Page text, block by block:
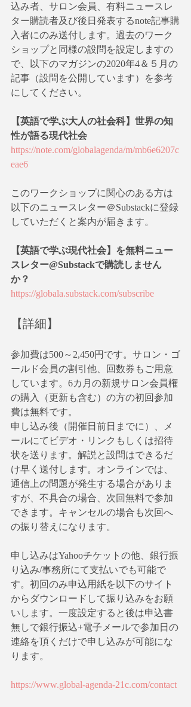
込み者、サロン会員、有料ニュースレ
ター購読者及び後日発表するnote記事購
入者にのみ送付します。過去のワーク
ショップと同様の設問を設定しますの
で、以下のマガジンの2020年4＆５月の
記事（設問を公開しています）を参考
にしてください。
【英語で学ぶ大人の社会科】世界の知
性が語る現代社会
https://note.com/globalagenda/m/mb6e6207c
eae6
このワークショップに関心のある方は
以下のニュースレター＠Substackに登録
していただくと案内が届きます。
【英語で学ぶ現代社会】を無料ニュー
スレター@Substackで購読しません
か？
https://globala.substack.com/subscribe
【詳細】
参加費は500～2,450円です。サロン・ゴ
ールド会員の割引他、回数券もご用意
しています。6カ月の新規サロン会員権
の購入（更新も含む）の方の初回参加
費は無料です。
申し込み後（開催日前日までに）、メ
ールにてビデオ・リンクもしくは招待
状を送ります。解説と設問はできるだ
け早く送付します。オンラインでは、
通信上の問題が発生する場合がありま
すが、不具合の場合、次回無料で参加
できます。キャンセルの場合も次回へ
の振り替えになります。
申し込みはYahooチケットの他、銀行振
り込み/事務所にて支払いでも可能で
す。初回のみ申込用紙を以下のサイト
からダウンロードして振り込みをお願
いします。一度設定すると後は申込書
無しで銀行振込+電子メールで参加日の
連絡を頂くだけで申し込みが可能にな
ります。
https://www.global-agenda-21c.com/contact